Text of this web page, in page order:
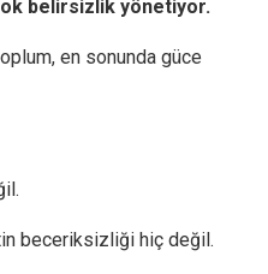
belirsizlik yönetiyor.
en sonunda güce
beceriksizliği hiç değil.